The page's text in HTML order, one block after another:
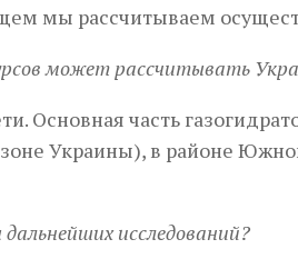
мы рассчитываем
может рассчитывать
Основная часть
Украины), в районе
исследований?